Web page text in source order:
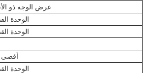
عرض الوجه ذو
الوحدة
الوحدة
أقصى
الوحدة